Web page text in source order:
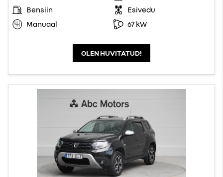
Bensiin
Esivedu
Manuaal
67 kW
OLEN HUVITATUD!